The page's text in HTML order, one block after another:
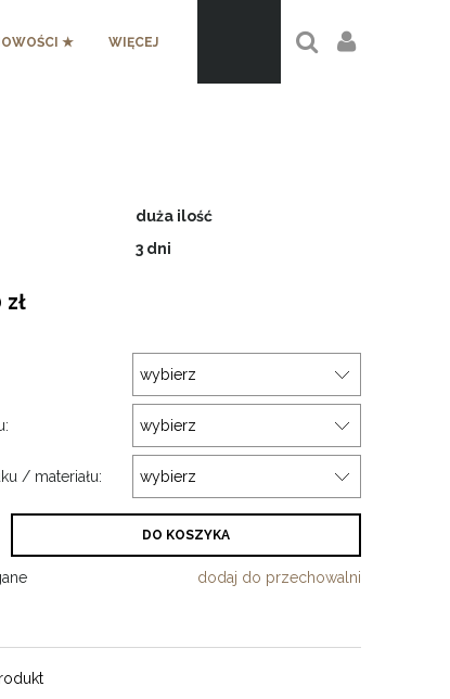
★ WIĘCEJ
duża ilość
3 dni
/ materiału:
DO KOSZYKA
dodaj do przechowalni